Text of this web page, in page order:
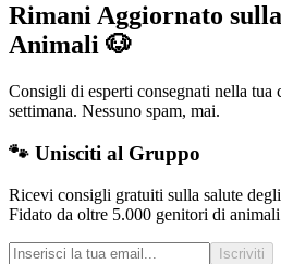
Rimani Aggiornato
Animali 🐶
Consigli di esperti consegnati nella tua
settimana. Nessuno spam, mai.
🐾 Unisciti al Gruppo
Ricevi consigli gratuiti sulla salute
Fidato da oltre 5.000 genitori di
Iscriviti